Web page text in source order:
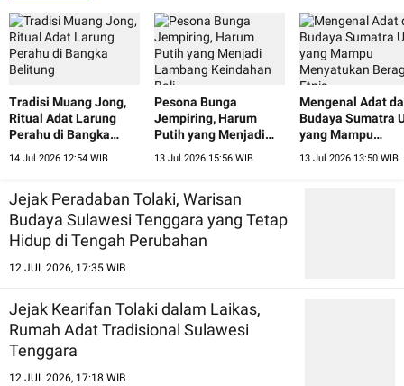
Tradisi Muang Jong,
Ritual Adat Larung
Perahu di Bangka
Belitung
14 Jul 2026 12:54 WIB
Pesona Bunga
Jempiring, Harum
Putih yang Menjadi
Lambang Keindahan
13 Jul 2026 15:56 WIB
Mengenal Adat
Budaya Sumatra
yang Mampu
Menyatukan
13 Jul 2026 13:50 WIB
Jejak Peradaban Tolaki, Warisan
Budaya Sulawesi Tenggara yang Tetap
Hidup di Tengah Perubahan
12 JUL 2026, 17:35 WIB
Jejak Kearifan Tolaki dalam Laikas,
Rumah Adat Tradisional Sulawesi
Tenggara
12 JUL 2026, 17:18 WIB